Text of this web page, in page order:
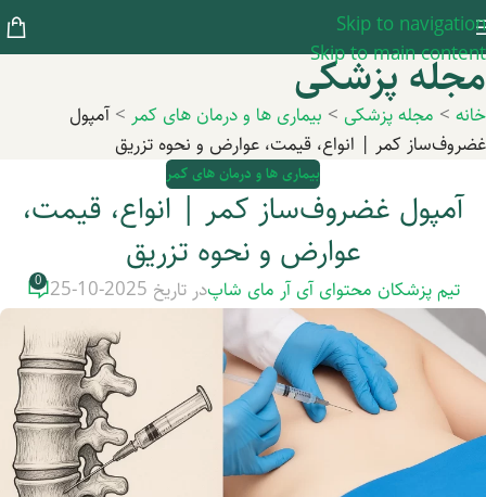
Skip to navigation
Skip to main content
مجله پزشکی
خانه > مجله پزشکی > بیماری ها و درمان های کمر >آمپول
غضروف‌ساز کمر | انواع، قیمت، عوارض و نحوه تزریق
بیماری ها و درمان های کمر
آمپول غضروف‌ساز کمر | انواع، قیمت،
عوارض و نحوه تزریق
تیم پزشکان محتوای آی آر مای شاپدر تاریخ 2025-10-25 0